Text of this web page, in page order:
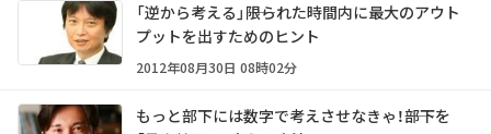
「逆から考える」――限られた時間内に最大のアウト
プットを出すためのヒント
2012年08月30日 08時02分
もっと部下には数字で考えさせなきゃ！――部下を